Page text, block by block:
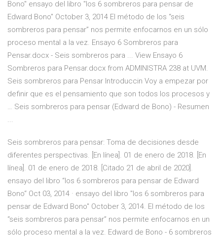
Bono" ensayo del libro "los 6 sombreros para pensar de
Edward Bono" October 3, 2014 El método de los “seis
sombreros para pensar” nos permite enfocarnos en un sólo
proceso mental a la vez. Ensayo 6 Sombreros para
Pensar.docx - Seis sombreros para ... View Ensayo 6
Sombreros para Pensar.docx from ADMINISTRA 238 at UVM.
Seis sombreros para Pensar Introduccin Voy a empezar por
definir que es el pensamiento que son todos los procesos y
… Seis sombreros para pensar (Edward de Bono) - Resumen
...
Seis sombreros para pensar: Toma de decisiones desde
diferentes perspectivas. [En línea]. 01 de enero de 2018. [En
línea]. 01 de enero de 2018. [Citado 21 de abril de 2020].
ensayo del libro “los 6 sombreros para pensar de Edward
Bono“ Oct 03, 2014 · ensayo del libro "los 6 sombreros para
pensar de Edward Bono" October 3, 2014. El método de los
“seis sombreros para pensar” nos permite enfocarnos en un
sólo proceso mental a la vez. Edward de Bono - 6 sombreros